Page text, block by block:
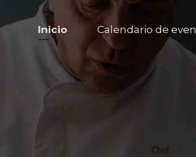
Inicio Calendario de